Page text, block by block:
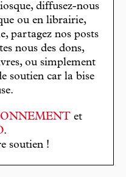
diffusez-nous
ou en librairie,
partagez nos posts
nous des dons,
ou simplement
soutien car la bise
et
.
soutien !